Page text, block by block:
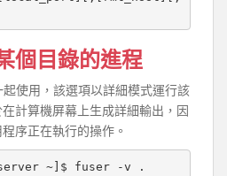
個目錄的進程
起使用，該選項以詳細模式運行該
計算機屏幕上生成詳細輸出，因
序正在執行的操作。
server ~]$ fuser -v .